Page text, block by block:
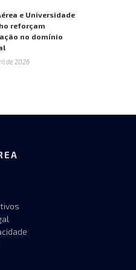
e Universidade
reforçam
no domínio
de 2026